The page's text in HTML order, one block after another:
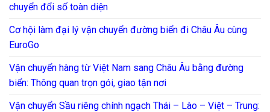
chuyển đổi số toàn diện
Cơ hội làm đại lý vận chuyển đường biển đi Châu Âu cùng
EuroGo
Vận chuyển hàng từ Việt Nam sang Châu Âu bằng đường
biển: Thông quan trọn gói, giao tận nơi
Vận chuyển Sầu riêng chính ngạch Thái – Lào – Việt – Trung: